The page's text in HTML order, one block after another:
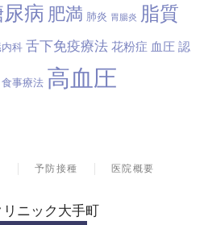
病 肥満 肺炎 胃腸炎 脂質
科 舌下免疫療法 花粉症 血圧 認
食事療法 高血圧
予防接種 医院概要
リニック大手町